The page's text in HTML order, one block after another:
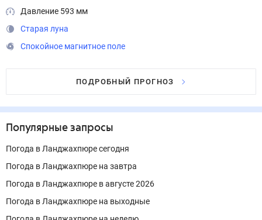
Давление 593 мм
Старая луна
Спокойное магнитное поле
ПОДРОБНЫЙ ПРОГНОЗ
Популярные запросы
Погода в Ланджахпюре сегодня
Погода в Ланджахпюре на завтра
Погода в Ланджахпюре в августе 2026
Погода в Ланджахпюре на выходные